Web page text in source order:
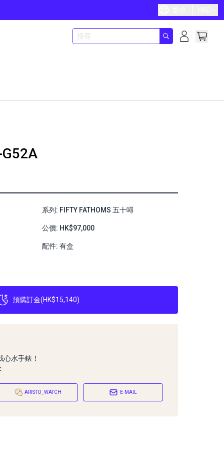
系列: FIFTY FATHOMS 五十噚
公價: HK$97,000
配件: 有盒
預購訂金(HK$15,140)
水手錶！
ARISTO_WATCH E-MAIL